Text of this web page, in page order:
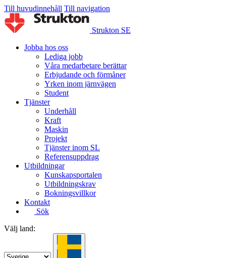
Till huvudinnehåll Till navigation
Strukton SE
Jobba hos oss
Lediga jobb
Våra medarbetare berättar
Erbjudande och förmåner
Yrken inom järnvägen
Student
Tjänster
Underhåll
Kraft
Maskin
Projekt
Tjänster inom SL
Referensuppdrag
Utbildningar
Kunskapsportalen
Utbildningskrav
Bokningsvillkor
Kontakt
Sök
Välj land: